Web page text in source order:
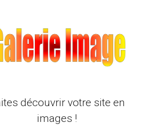
découvrir votre site en
images !